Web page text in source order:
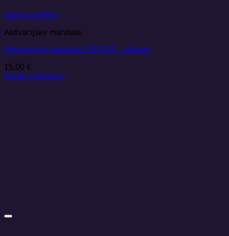
Add to wishlist
Aktivacijske mandale
Aktivacijska mandala LEPOTA – obesek
15,00 €
Dodaj v košarico